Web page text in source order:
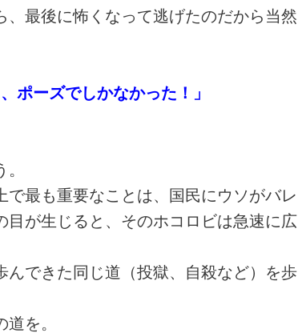
最後に怖くなって逃げたのだから当然
ポーズでしかなかった！」
で最も重要なことは、国民にウソがバレ
が生じると、そのホコロビは急速に広
できた同じ道（投獄、自殺など）を歩
を。